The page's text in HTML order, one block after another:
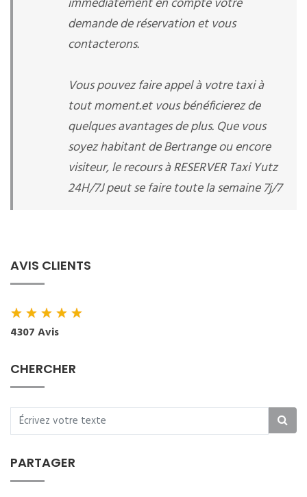
demande de réservation et vous
contacterons.
Vous pouvez faire appel à votre taxi à
tout moment.et vous bénéficierez de
quelques avantages de plus. Que vous
soyez habitant de Bertrange ou encore
visiteur, le recours à RESERVER Taxi Yutz
24H/7J peut se faire toute la semaine 7j/7
AVIS CLIENTS
★★★★★
4307 Avis
CHERCHER
PARTAGER